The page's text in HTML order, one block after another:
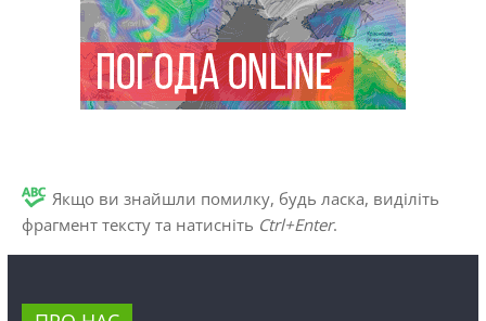
Якщо ви знайшли помилку, будь ласка, виділіть
фрагмент тексту та натисніть Ctrl+Enter.